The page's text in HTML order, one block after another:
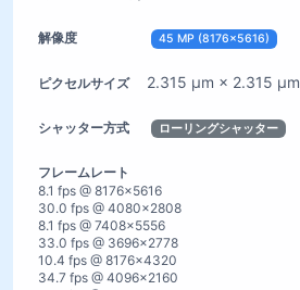
45 MP (8176×5616)
2.315 µm × 2.315 µm
ローリングシャッター
8.1 fps @ 8176×5616
30.0 fps @ 4080×2808
8.1 fps @ 7408×5556
33.0 fps @ 3696×2778
10.4 fps @ 8176×4320
34.7 fps @ 4096×2160